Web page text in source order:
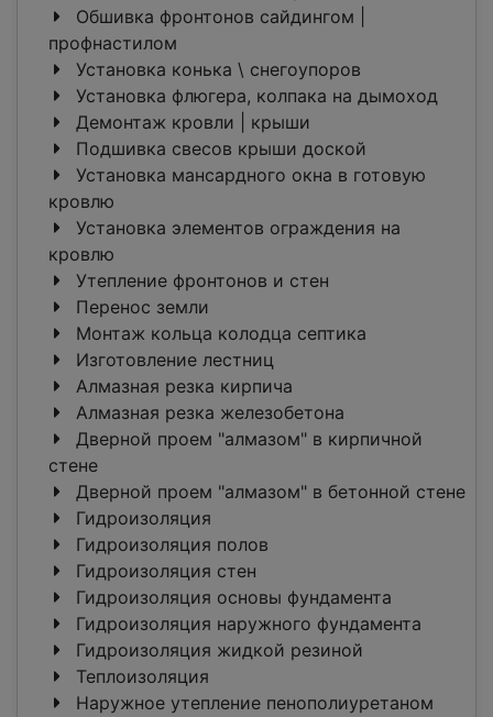
Обшивка фронтонов сайдингом |
профнастилом
Установка конька \ снегоупоров
Установка флюгера, колпака на дымоход
Демонтаж кровли | крыши
Подшивка свесов крыши доской
Установка мансардного окна в готовую
кровлю
Установка элементов ограждения на
кровлю
Утепление фронтонов и стен
Перенос земли
Монтаж кольца колодца септика
Изготовление лестниц
Алмазная резка кирпича
Алмазная резка железобетона
Дверной проем "алмазом" в кирпичной
стене
Дверной проем "алмазом" в бетонной стене
Гидроизоляция
Гидроизоляция полов
Гидроизоляция стен
Гидроизоляция основы фундамента
Гидроизоляция наружного фундамента
Гидроизоляция жидкой резиной
Теплоизоляция
Наружное утепление пенополиуретаном